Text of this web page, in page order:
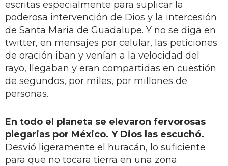
escritas especialmente para suplicar la
poderosa intervención de Dios y la intercesión
de Santa María de Guadalupe. Y no se diga en
twitter, en mensajes por celular, las peticiones
de oración iban y venían a la velocidad del
rayo, llegaban y eran compartidas en cuestión
de segundos, por miles, por millones de
personas.
En todo el planeta se elevaron fervorosas
plegarias por México. Y Dios las escuchó.
Desvió ligeramente el huracán, lo suficiente
para que no tocara tierra en una zona